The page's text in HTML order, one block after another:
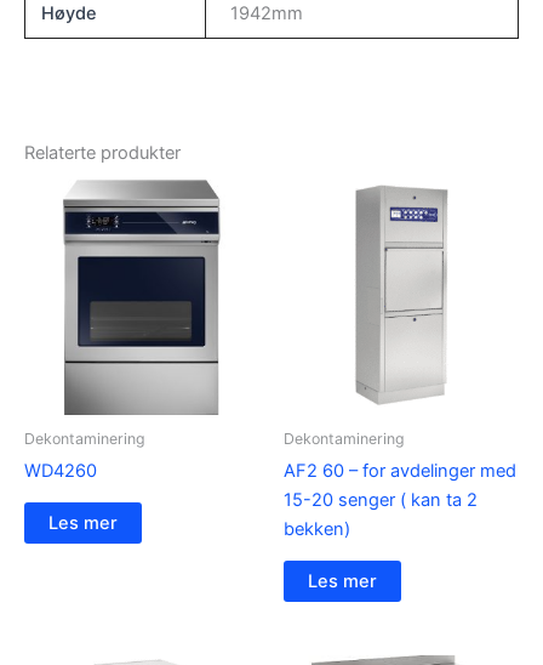
Høyde 1942mm
Relaterte produkter
Dekontaminering
WD4260
Les mer
Dekontaminering
AF2 60 – for avdelinger med
15-20 senger ( kan ta 2
bekken)
Les mer